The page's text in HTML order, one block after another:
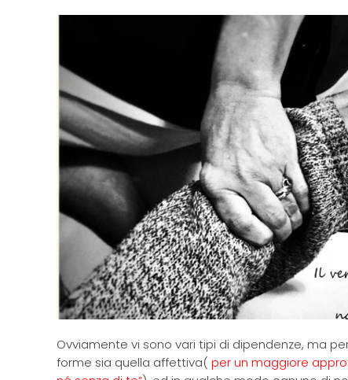
Ovviamente vi sono vari tipi di dipendenze, ma
forme sia quella affettiva( per un maggiore